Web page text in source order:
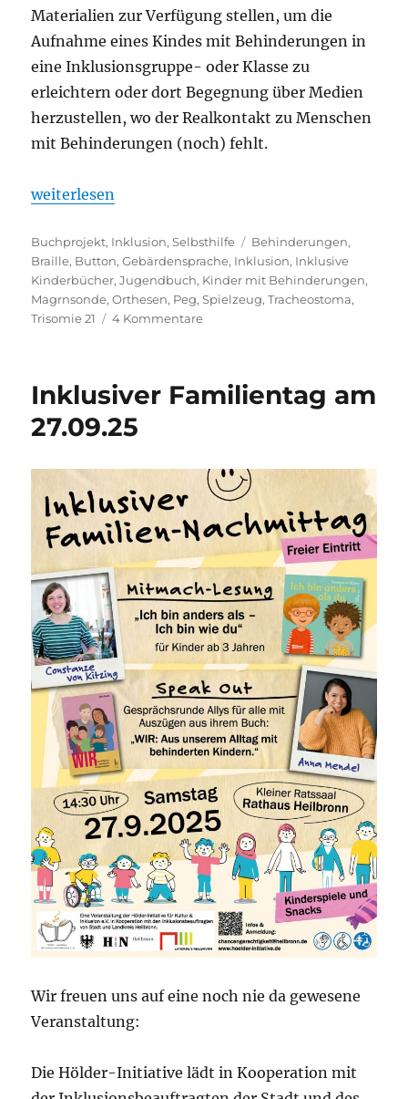
Materialien zur Verfügung stellen, um die
Aufnahme eines Kindes mit Behinderungen in
eine Inklusionsgruppe- oder Klasse zu
erleichtern oder dort Begegnung über Medien
herzustellen, wo der Realkontakt zu Menschen
mit Behinderungen (noch) fehlt.
„Inklusionsboxen – Ausleihe wieder möglich!“
weiterlesen
Kategorien
Buchprojekt, Inklusion,Selbsthilfe Schlagwörter
Behinderungen,
Braille, Button,Gebärdensprache, Inklusion, Inklusive
Kinderbücher,Jugendbuch, Kinder mit Behinderungen,
Magrnsonde,Orthesen, Peg,Spielzeug,Tracheostoma,
Trisomie 21
4 Kommentarezu
wieder
Inklusiver Familientag am
27.09.25
Wir freuen uns auf eine noch nie da gewesene
Veranstaltung:
Die Hölder-Initiative lädt in Kooperation mit